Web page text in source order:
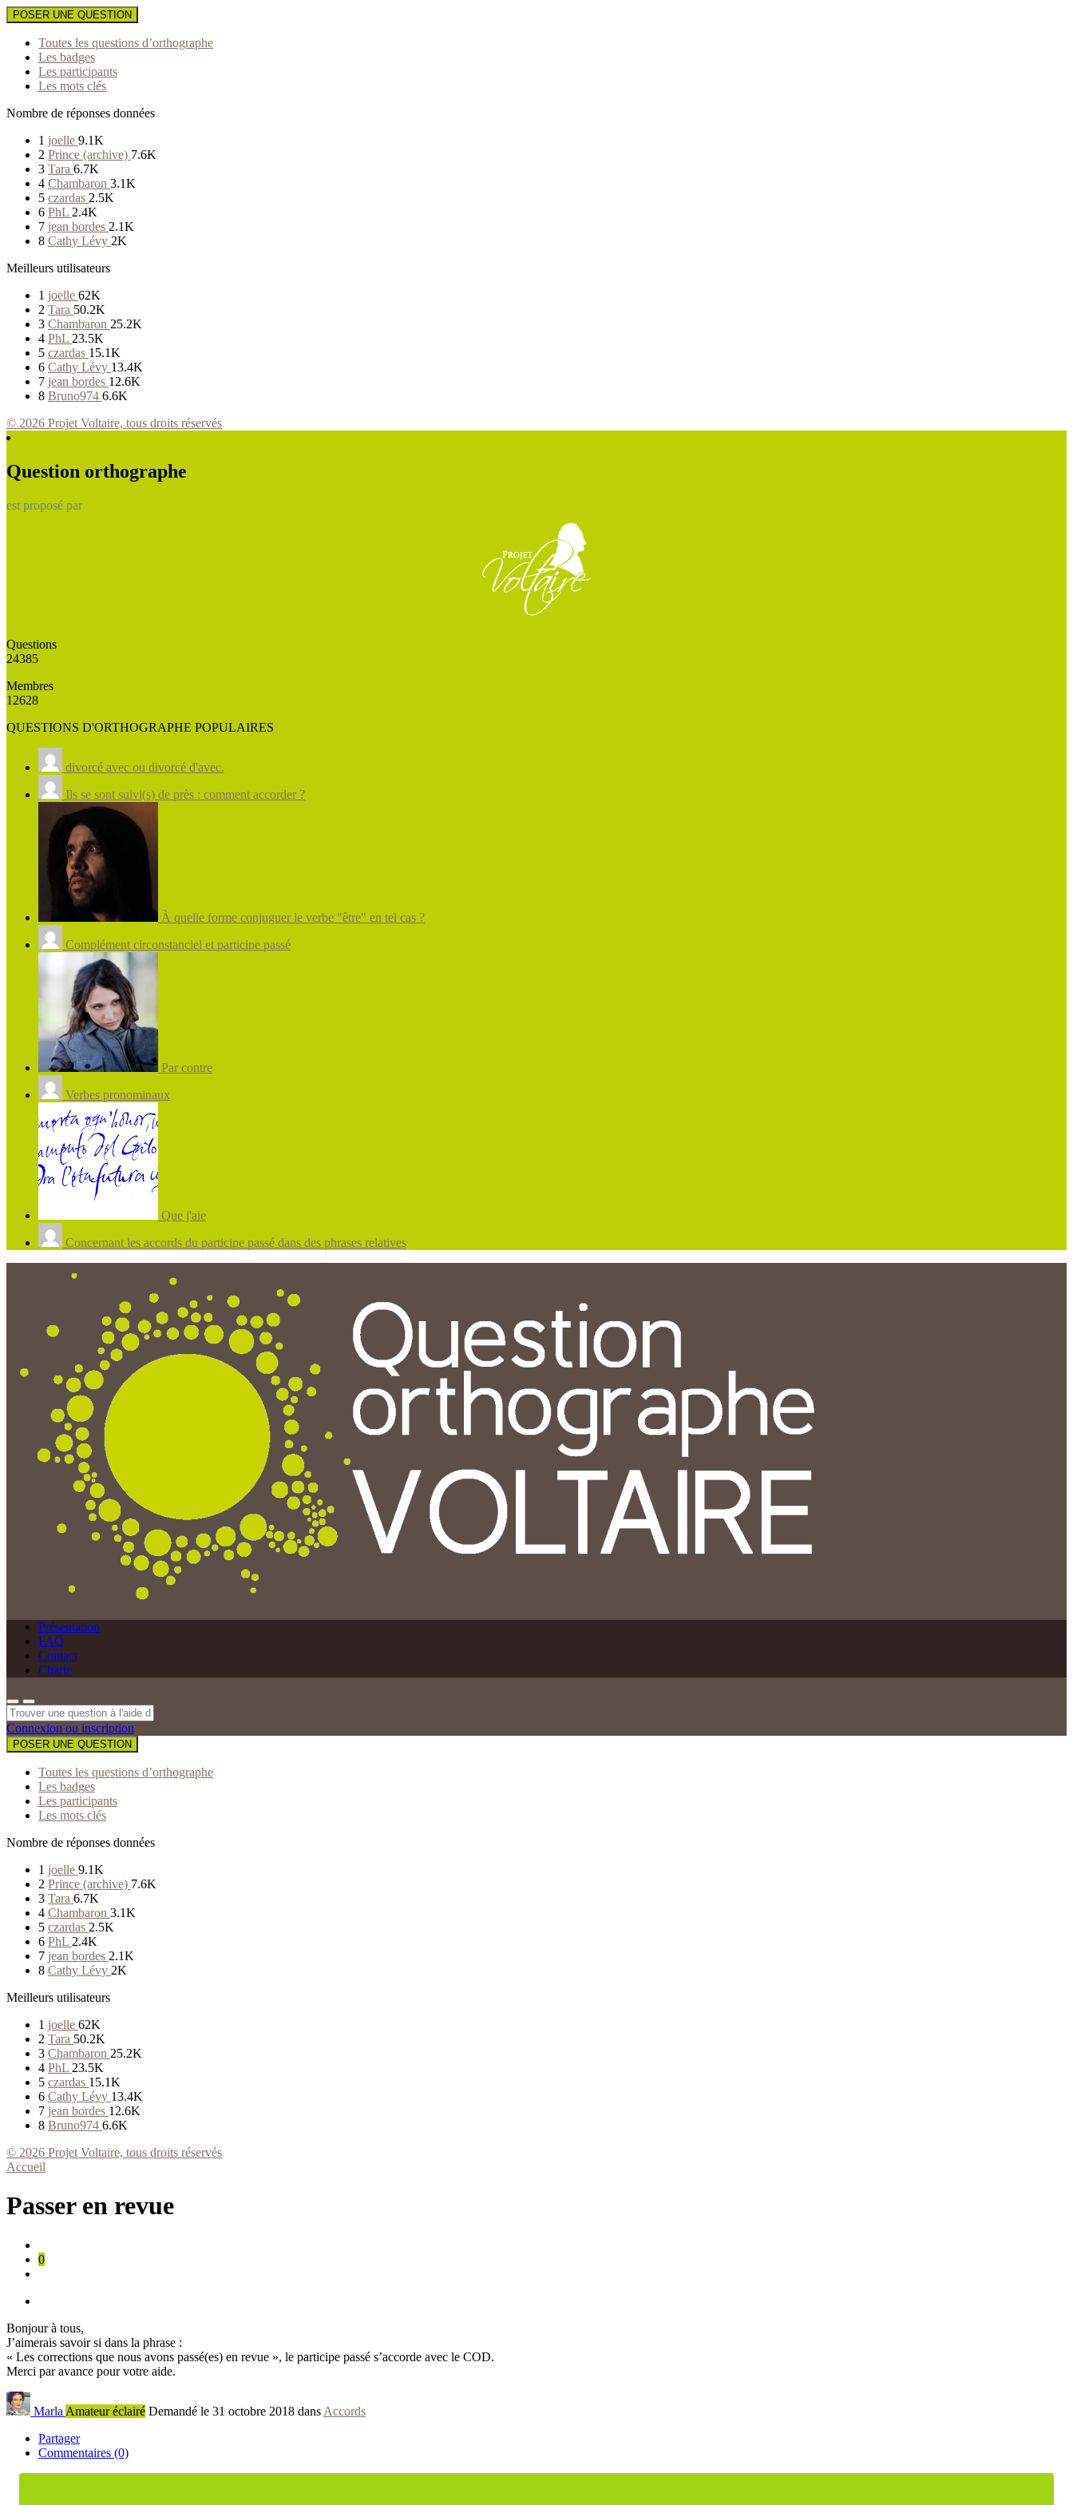
POSER UNE QUESTION
Toutes les questions d’orthographe
Les badges
Les participants
Les mots clés
Nombre de réponses données
1 joelle 9.1K
2 Prince (archive) 7.6K
3 Tara 6.7K
4 Chambaron 3.1K
5 czardas 2.5K
6 PhL 2.4K
7 jean bordes 2.1K
8 Cathy Lévy 2K
Meilleurs utilisateurs
1 joelle 62K
2 Tara 50.2K
3 Chambaron 25.2K
4 PhL 23.5K
5 czardas 15.1K
6 Cathy Lévy 13.4K
7 jean bordes 12.6K
8 Bruno974 6.6K
© 2026 Projet Voltaire, tous droits réservés
Question orthographe
est proposé par
Questions
24385
Membres
12628
QUESTIONS D'ORTHOGRAPHE POPULAIRES
divorcé avec ou divorcé d'avec.
Ils se sont suivi(s) de près : comment accorder ?
À quelle forme conjuguer le verbe "être" en tel cas ?
Complément circonstanciel et participe passé
Par contre
Verbes pronominaux
Que j'aie
Concernant les accords du participe passé dans des phrases relatives
Présentation
FAQ
Contact
Charte
Connexion ou inscription
POSER UNE QUESTION
Toutes les questions d’orthographe
Les badges
Les participants
Les mots clés
Nombre de réponses données
1 joelle 9.1K
2 Prince (archive) 7.6K
3 Tara 6.7K
4 Chambaron 3.1K
5 czardas 2.5K
6 PhL 2.4K
7 jean bordes 2.1K
8 Cathy Lévy 2K
Meilleurs utilisateurs
1 joelle 62K
2 Tara 50.2K
3 Chambaron 25.2K
4 PhL 23.5K
5 czardas 15.1K
6 Cathy Lévy 13.4K
7 jean bordes 12.6K
8 Bruno974 6.6K
© 2026 Projet Voltaire, tous droits réservés
Accueil
Passer en revue
0
Bonjour à tous,
J’aimerais savoir si dans la phrase :
« Les corrections que nous avons passé(es) en revue », le participe passé s’accorde avec le COD.
Merci par avance pour votre aide.
Marla Amateur éclairé Demandé le 31 octobre 2018 dans Accords
Partager
Commentaires (0)